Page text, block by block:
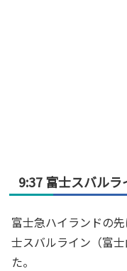
9:37 富士スバルラ
富士急ハイランドの
士スバルライン（富
た。